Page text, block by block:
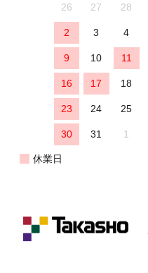
26 27 28
2 3 4
9 10 11
16 17 18
23 24 25
30 31 1
休業日